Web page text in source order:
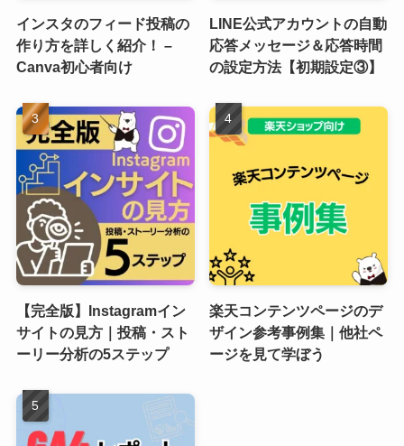
インスタのフィード投稿の
作り方を詳しく紹介！ –
Canva初心者向け
LINE公式アカウントの自動
応答メッセージ＆応答時間
の設定方法【初期設定③】
【完全版】Instagramイン
サイトの見方｜投稿・スト
ーリー分析の5ステップ
楽天コンテンツページのデ
ザイン参考事例集｜他社ペ
ージを見て学ぼう